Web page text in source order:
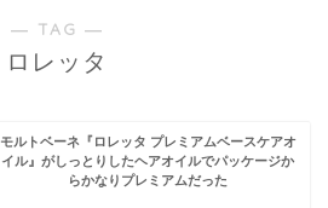
― TAG ―
ロレッタ
モルトベーネ『ロレッタ プレミアムベースケアオ
イル』がしっとりしたヘアオイルでパッケージか
らかなりプレミアムだった